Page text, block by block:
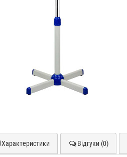
Характеристики Відгуки (0)